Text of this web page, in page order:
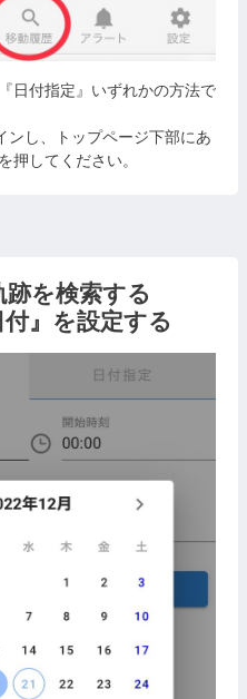
日付指定』いずれかの方法で
ンし、トップページ下部にあ
押してください。
を検索する
付』を設定する